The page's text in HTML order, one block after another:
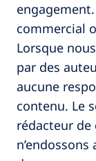
commercial
Lorsque
par des
aucune
contenu. Le
rédacteur